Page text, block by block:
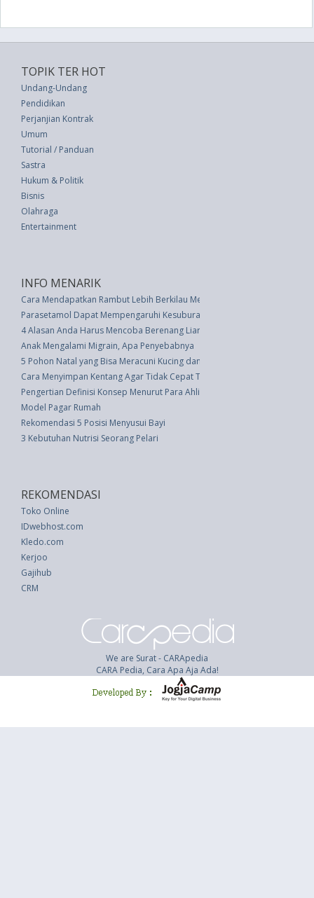
TOPIK TER HOT
Undang-Undang
Pendidikan
Perjanjian Kontrak
Umum
Tutorial / Panduan
Sastra
Hukum & Politik
Bisnis
Olahraga
Entertainment
INFO MENARIK
Cara Mendapatkan Rambut Lebih Berkilau Menurut Penata Rambut
Parasetamol Dapat Mempengaruhi Kesuburan: Studi
4 Alasan Anda Harus Mencoba Berenang Liar, Dari Mengkonversi Air
Anak Mengalami Migrain, Apa Penyebabnya
5 Pohon Natal yang Bisa Meracuni Kucing dan Anjing
Cara Menyimpan Kentang Agar Tidak Cepat Tumbuh Akarnya
Pengertian Definisi Konsep Menurut Para Ahli
Model Pagar Rumah
Rekomendasi 5 Posisi Menyusui Bayi
3 Kebutuhan Nutrisi Seorang Pelari
REKOMENDASI
Toko Online
IDwebhost.com
Kledo.com
Kerjoo
Gajihub
CRM
We are Surat - CARApedia
CARA Pedia, Cara Apa Aja Ada!